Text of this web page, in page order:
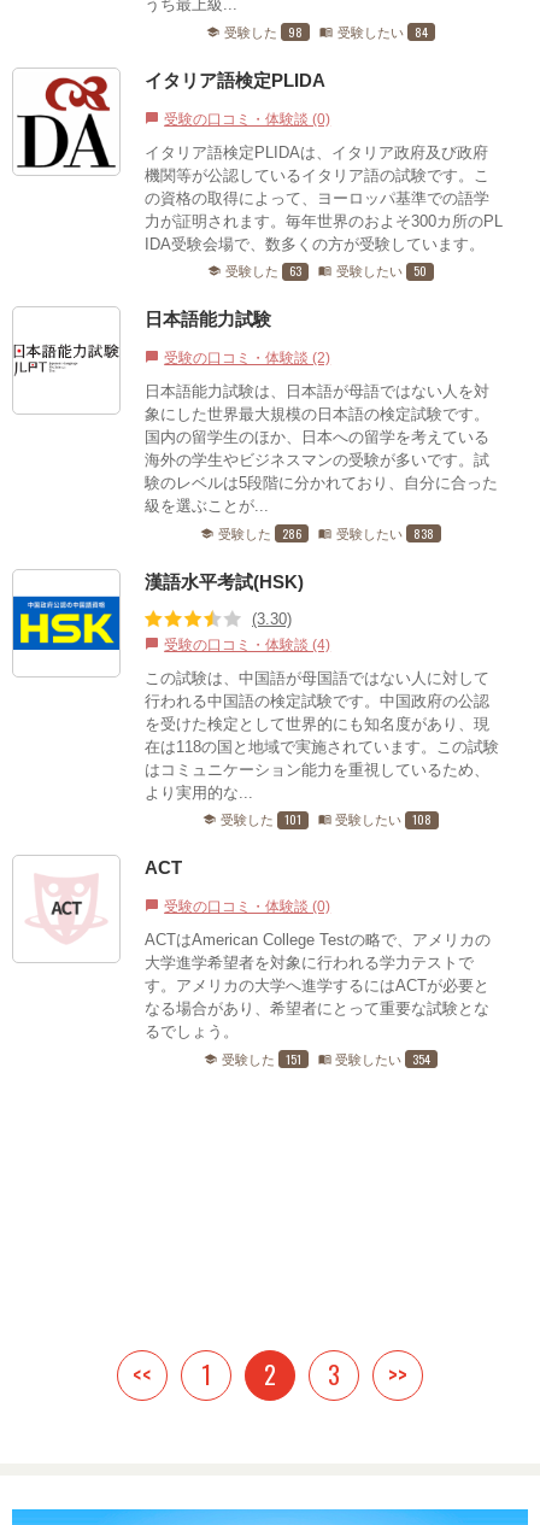
うち最上級...
school 受験した 98 menu_book 受験したい 84
イタリア語検定PLIDA
chat_bubble 受験の口コミ・体験談 (0)
イタリア語検定PLIDAは、イタリア政府及び政府
機関等が公認しているイタリア語の試験です。こ
の資格の取得によって、ヨーロッパ基準での語学
力が証明されます。毎年世界のおよそ300カ所のPL
IDA受験会場で、数多くの方が受験しています。
school 受験した 63 menu_book 受験したい 50
日本語能力試験
chat_bubble 受験の口コミ・体験談 (2)
日本語能力試験は、日本語が母語ではない人を対
象にした世界最大規模の日本語の検定試験です。
国内の留学生のほか、日本への留学を考えている
海外の学生やビジネスマンの受験が多いです。試
験のレベルは5段階に分かれており、自分に合った
級を選ぶことが...
school 受験した 286 menu_book 受験したい 838
漢語水平考試(HSK)
(3.30)
chat_bubble 受験の口コミ・体験談 (4)
この試験は、中国語が母国語ではない人に対して
行われる中国語の検定試験です。中国政府の公認
を受けた検定として世界的にも知名度があり、現
在は118の国と地域で実施されています。この試験
はコミュニケーション能力を重視しているため、
より実用的な...
school 受験した 101 menu_book 受験したい 108
ACT
chat_bubble 受験の口コミ・体験談 (0)
ACTはAmerican College Testの略で、アメリカの
大学進学希望者を対象に行われる学力テストで
す。アメリカの大学へ進学するにはACTが必要と
なる場合があり、希望者にとって重要な試験とな
るでしょう。
school 受験した 151 menu_book 受験したい 354
<< 1 2 3 >>